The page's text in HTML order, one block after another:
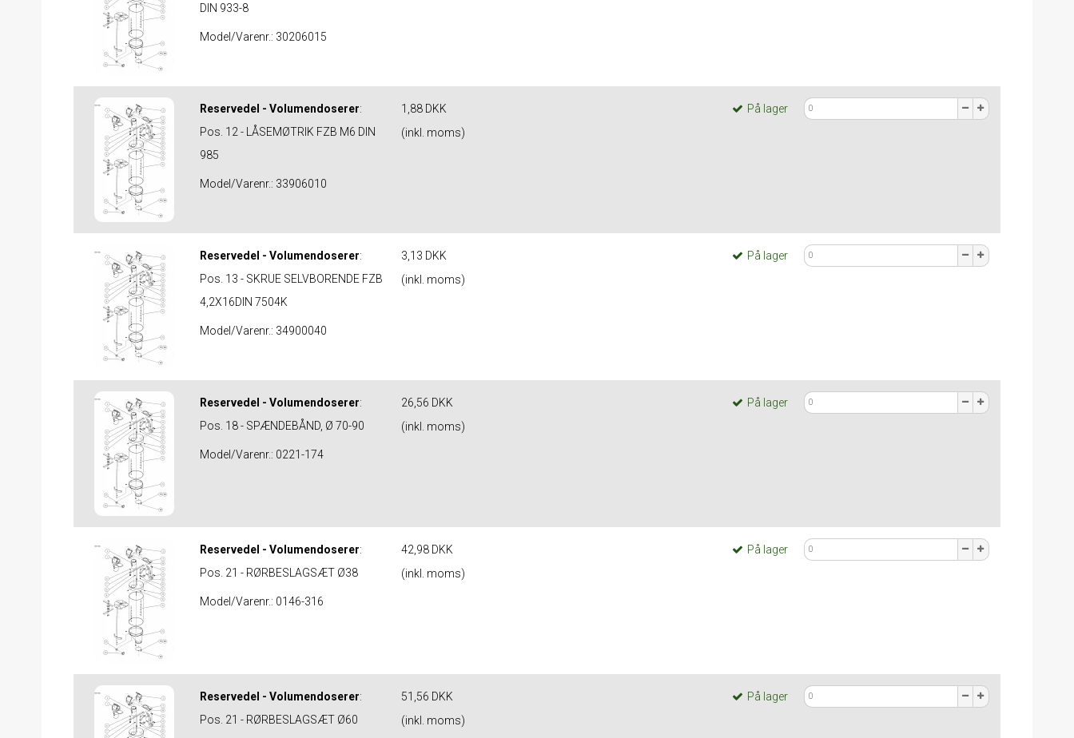
DIN 933-8
Model/Varenr.: 30206015
Reservedel - Volumendoserer:
Pos. 12 - LÅSEMØTRIK FZB M6 DIN
985
Model/Varenr.: 33906010
1,88 DKK
(inkl. moms)
På lager
Reservedel - Volumendoserer:
Pos. 13 - SKRUE SELVBORENDE FZB
4,2X16DIN 7504K
Model/Varenr.: 34900040
3,13 DKK
(inkl. moms)
På lager
Reservedel - Volumendoserer:
Pos. 18 - SPÆNDEBÅND, Ø 70-90
Model/Varenr.: 0221-174
26,56 DKK
(inkl. moms)
På lager
Reservedel - Volumendoserer:
Pos. 21 - RØRBESLAGSÆT Ø38
Model/Varenr.: 0146-316
42,98 DKK
(inkl. moms)
På lager
Reservedel - Volumendoserer:
Pos. 21 - RØRBESLAGSÆT Ø60
51,56 DKK
(inkl. moms)
På lager